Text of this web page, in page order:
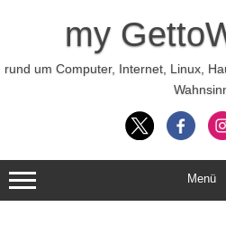
my
rund um Computer, Internet, Linux,
Menü